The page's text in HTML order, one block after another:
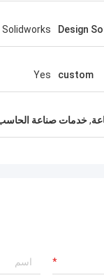
Design
Solidworks
custom
Yes
,خدمات صناعة الحاسب